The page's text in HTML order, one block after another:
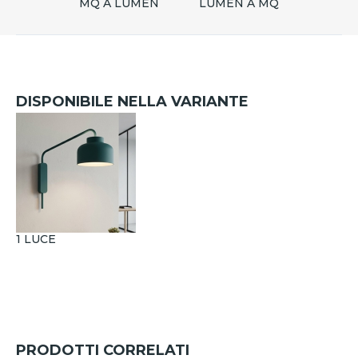
MQ A LUMEN LUMEN A MQ
DISPONIBILE NELLA VARIANTE
1 LUCE
PRODOTTI CORRELATI